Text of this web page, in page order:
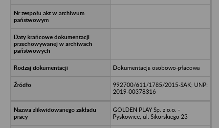
Dokumentacja osobowo-płacowa
992700/611/1785/2015-SAK; UNP:
2019-00378316
GOLDEN PLAY Sp. z o.o. -
Pyskowice, ul. Sikorskiego 23